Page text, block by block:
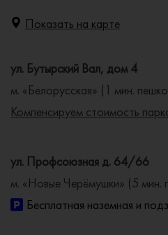
Показать на карте
ул. Бутырский Вал, дом 4
м. «Белорусская» (1 мин.
Компенсируем стоимость
ул. Профсоюзная д. 64/66
м. «Новые Черёмушки» (5 мин.
Бесплатная наземная и